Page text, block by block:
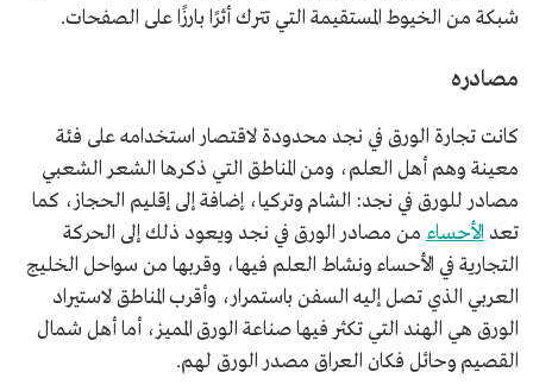
شبكة من الخيوط المستقيمة التي تترك أثرًا بارزًا على الصفحات.
مصادره
كانت تجارة الورق في نجد محدودة لاقتصار استخدامه على فئة
معينة وهم أهل العلم، ومن المناطق التي ذكرها الشعر الشعبي
مصادر للورق في نجد: الشام وتركيا، إضافة إلى إقليم الحجاز، كما
تعد الأحساء من مصادر الورق في نجد ويعود ذلك إلى الحركة
التجارية في الأحساء ونشاط العلم فيها، وقربها من سواحل الخليج
العربي الذي تصل إليه السفن باستمرار، وأقرب المناطق لاستيراد
الورق هي الهند التي تكثر فيها صناعة الورق المميز، أما أهل شمال
القصيم وحائل فكان العراق مصدر الورق لهم.